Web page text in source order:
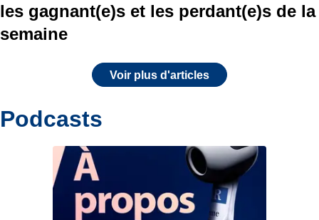
les gagnant(e)s et les perdant(e)s de la
semaine
Voir plus d'articles
Podcasts